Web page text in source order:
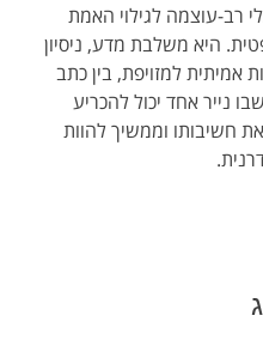
רב-עוצמה לגילוי האמת
היא משלבת מדע, ניסיון
אמיתית למזויפת, בין כתב
נייר אחד יכול להכריע
חשיבותו וממשיך להוות